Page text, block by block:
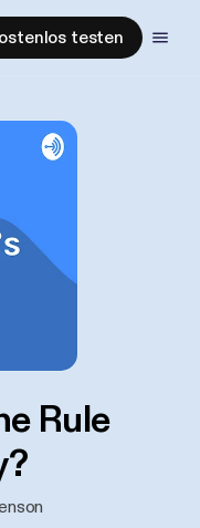
testen
Rule